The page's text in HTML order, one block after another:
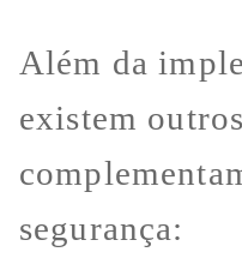
Além da
existem
segurança: